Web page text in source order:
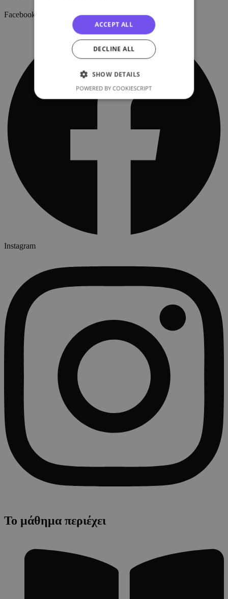
Facebook
Instagram
Το μάθημα περιέχει
ACCEPT ALL
DECLINE ALL
SHOW DETAILS
POWERED BY COOKIESCRIPT